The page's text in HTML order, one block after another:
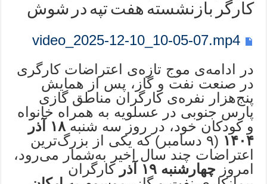
کارگر بازنشسته هفت تپه در شوش
video_2025-12-10_10-05-07.mp4
در ادامه‌ی موج تازه‌ی اعتراضات کارگری
در صنعت نفت و گاز، پس از همایش
پنج‌هزار نفره‌ی کارگران مناطق گازی
پارس جنوبی در عسلویه به همراه خانواه
و کودکان خود، در روز سه شنبه۱۸
آذر
۱۴۰۴
(۹ دسامبر) که یکی از بزرگ‌ترین
اعتراضات چند سال اخیر به‌شمار می‌رود،
امروز چهارشنبه۱۹ آذر کارگران